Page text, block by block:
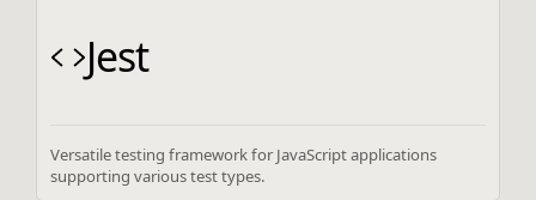
Jest
Versatile testing framework for JavaScript applications
supporting various test types.